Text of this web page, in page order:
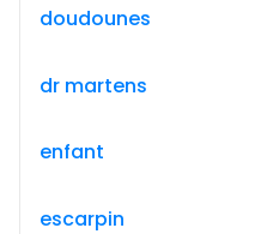
doudounes
dr martens
enfant
escarpin